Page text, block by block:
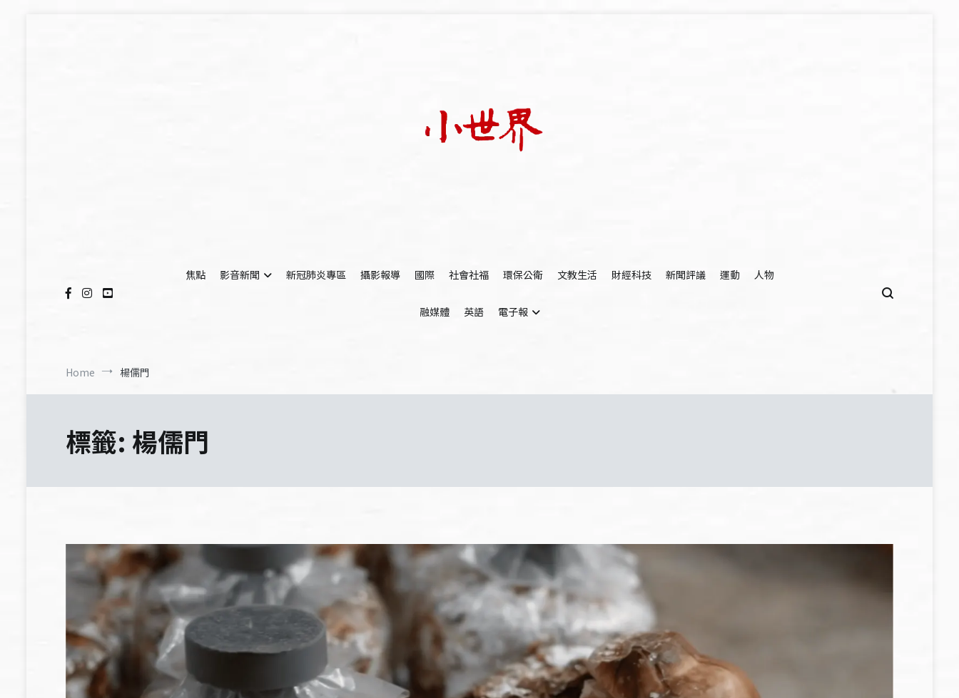
焦點
影音新聞 新冠肺炎專區 攝影報導 國際 社會社福 環保公衛 文教生活 財經科技 新聞評議 運動 人物
融媒體 英語 電子報
Home 楊儒門
標籤: 楊儒門